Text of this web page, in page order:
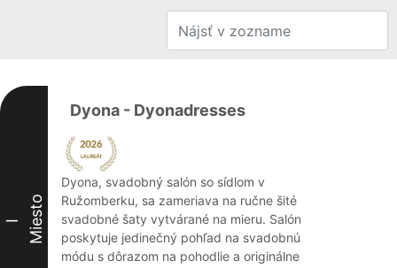
I Miesto
Dyona - Dyonadresses
Dyona, svadobný salón so sídlom v
Ružomberku, sa zameriava na ručne šité
svadobné šaty vytvárané na mieru. Salón
poskytuje jedinečný pohľad na svadobnú
módu s dôrazom na pohodlie a originálne